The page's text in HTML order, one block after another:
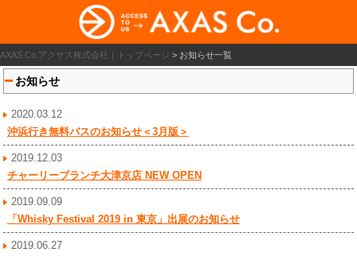
AXAS Co.アクサス株式会社｜トップページ > お知らせ一覧
お知らせ
2020.03.12
沖浜行き無料バスのお知らせ＜3月版＞
2019.12.03
チャーリーブランチ大津京店 NEW OPEN
2019.09.09
「Whisky Festival 2019 in 東京」出展のお知らせ
2019.06.27